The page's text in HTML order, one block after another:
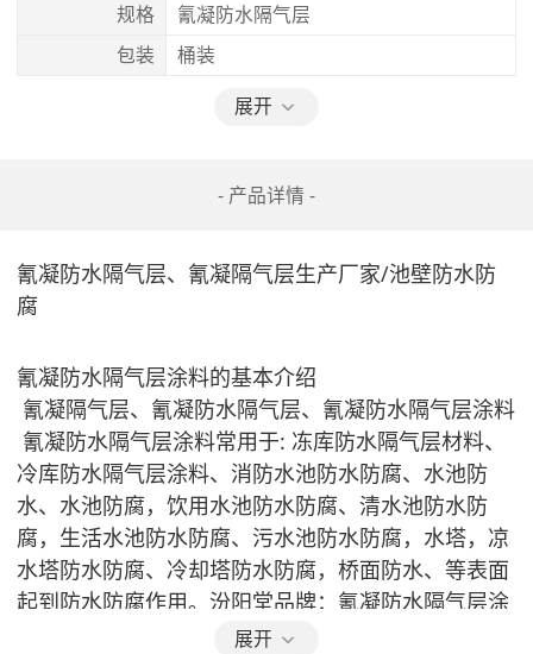
规格
氰凝防水隔气层
包装
桶装
展开
- 产品详情 -
氰凝防水隔气层、氰凝隔气层生产厂家/池壁防水防
腐
氰凝防水隔气层涂料的基本介绍
氰凝隔气层、氰凝防水隔气层、氰凝防水隔气层涂料
冷库防水隔气层涂料、消防水池防水防腐、水池防
水、水池防腐，饮用水池防水防腐、清水池防水防
腐，生活水池防水防腐、污水池防水防腐，水塔，凉
水塔防水防腐、冷却塔防水防腐，桥面防水、等表面
起到防水防腐作用。汾阳堂品牌：氰凝防水隔气层涂
料，具有良好的防水性、耐化学腐蚀性能、耐酸碱
展开